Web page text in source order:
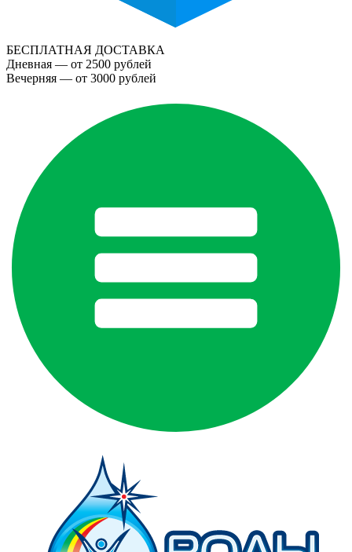
БЕСПЛАТНАЯ ДОСТАВКА
Дневная — от 2500 рублей
Вечерняя — от 3000 рублей